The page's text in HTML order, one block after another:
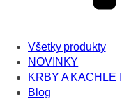
Všetky produkty
NOVINKY
KRBY A KACHLE
Blog